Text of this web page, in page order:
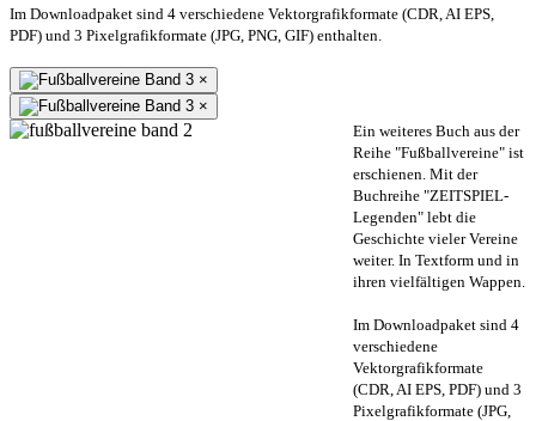
Im Downloadpaket sind 4 verschiedene Vektorgrafikformate (CDR, AI EPS,
PDF) und 3 Pixelgrafikformate (JPG, PNG, GIF) enthalten.
×
×
Ein weiteres Buch aus der
Reihe "Fußballvereine" ist
erschienen. Mit der
Buchreihe "ZEITSPIEL-
Legenden" lebt die
Geschichte vieler Vereine
weiter. In Textform und in
ihren vielfältigen Wappen.
Im Downloadpaket sind 4
verschiedene
Vektorgrafikformate
(CDR, AI EPS, PDF) und 3
Pixelgrafikformate (JPG,